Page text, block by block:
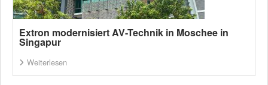
Extron modernisiert AV-Technik in Moschee in
Singapur
Weiterlesen